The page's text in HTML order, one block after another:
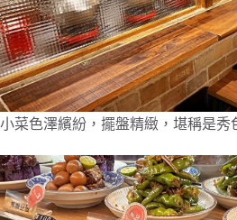
小菜色澤繽紛，擺盤精緻，堪稱是秀